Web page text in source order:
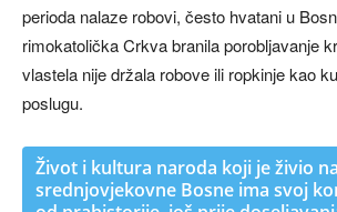
perioda nalaze robovi, često hvatani u
rimokatolička Crkva branila porobljavanje
vlastela nije držala robove ili ropkinje kao
poslugu.
Život i kultura naroda koji je živio
srednjovjekovne Bosne ima svoj